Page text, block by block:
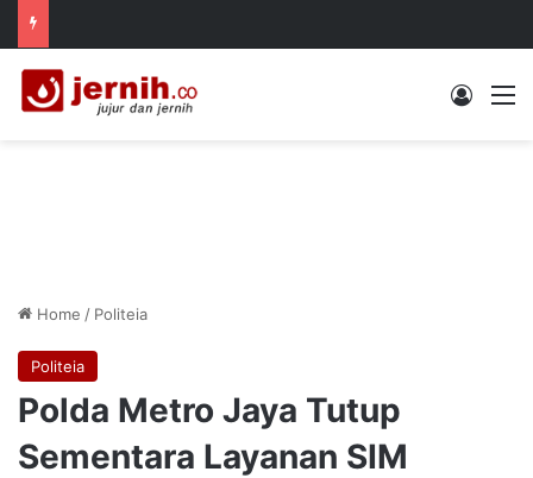
Log In
Home / Politeia
Politeia
Polda Metro Jaya Tutup
Sementara Layanan SIM